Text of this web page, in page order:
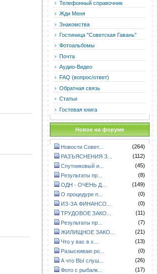
Телефонный справочник
Жди Меня
Знакомства
Гостиница "Советская Гавань"
Фотоальбомы
Почта
Аудио-Видео
FAQ (вопрос/ответ)
Обратная связь
Статьи
Гостевая книга
Новое на форуме
Новости Совет...
(264)
РАЗЪЯСНЕНИЯ З...
(112)
Спутниковый и...
(45)
Результаты пр...
(8)
ОДН - ОЧЕНЬ Д...
(149)
О процедуре п...
(0)
ИЗ-ЗА ФИНАНСО...
(0)
ТРУДОВОЕ ЗАКО...
(11)
Результаты пр...
(7)
ЖИЛИЩНОЕ ЗАКО...
(21)
Что у вас в х...
(13)
Разыскиваю ро...
(0)
А что ВЫ слуш...
(26)
Фото с рыбалк...
(17)